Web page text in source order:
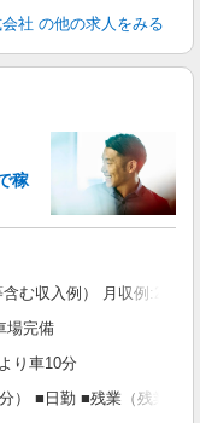
社 の他の求人をみる
稼
む収入例） 月収例
場完備
り車10分
） ■日勤 ■残業（残業